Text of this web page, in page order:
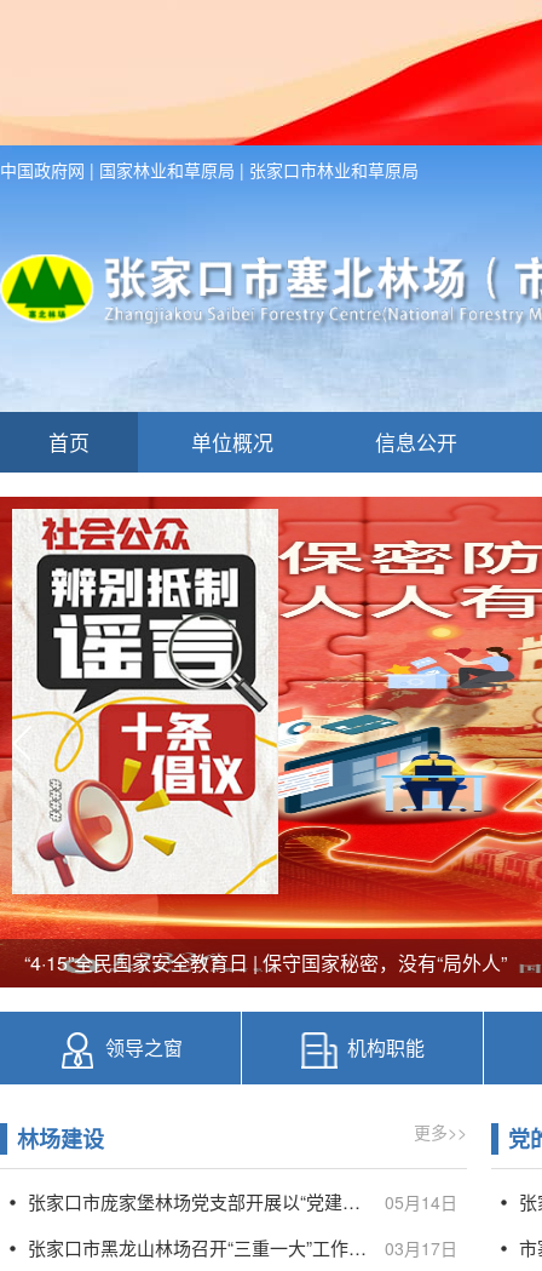
中国政府网 | 国家林业和草原局 | 张家口市林业和草原局
首页 单位概况 信息公开
张家口市南壕堑林场开展森林草原防火宣传月活动
冀北山地华北落叶松人工林结构化经营技术专题培训
“4·15”全民国家安全教育日 | 保守国家秘密，没有“局外人”
张家口市南壕堑林场开展森林草原防火宣传月活动
领导之窗 机构职能
林场建设 更多>>
张家口市庞家堡林场党支部开展以“党建聚力护林海 抚育增绿促生态”主题党日活动 05月14日
张家口市黑龙山林场召开“三重一大”工作研究会议 03月17日
党